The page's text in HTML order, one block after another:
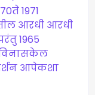
1971
आरधी आरधी
1965
आपेकशा